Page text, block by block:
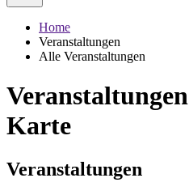
Home
Veranstaltungen
Alle Veranstaltungen
Veranstaltungen
Karte
Veranstaltungen